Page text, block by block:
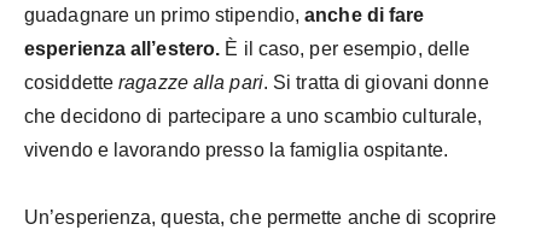
guadagnare un primo stipendio,anche di fare
esperienza all’estero. È il caso, per esempio, delle
cosiddetteragazze alla pari. Si tratta di giovani donne
che decidono di partecipare a uno scambio culturale,
vivendo e lavorando presso la famiglia ospitante.
Un’esperienza, questa, che permette anche di scoprire